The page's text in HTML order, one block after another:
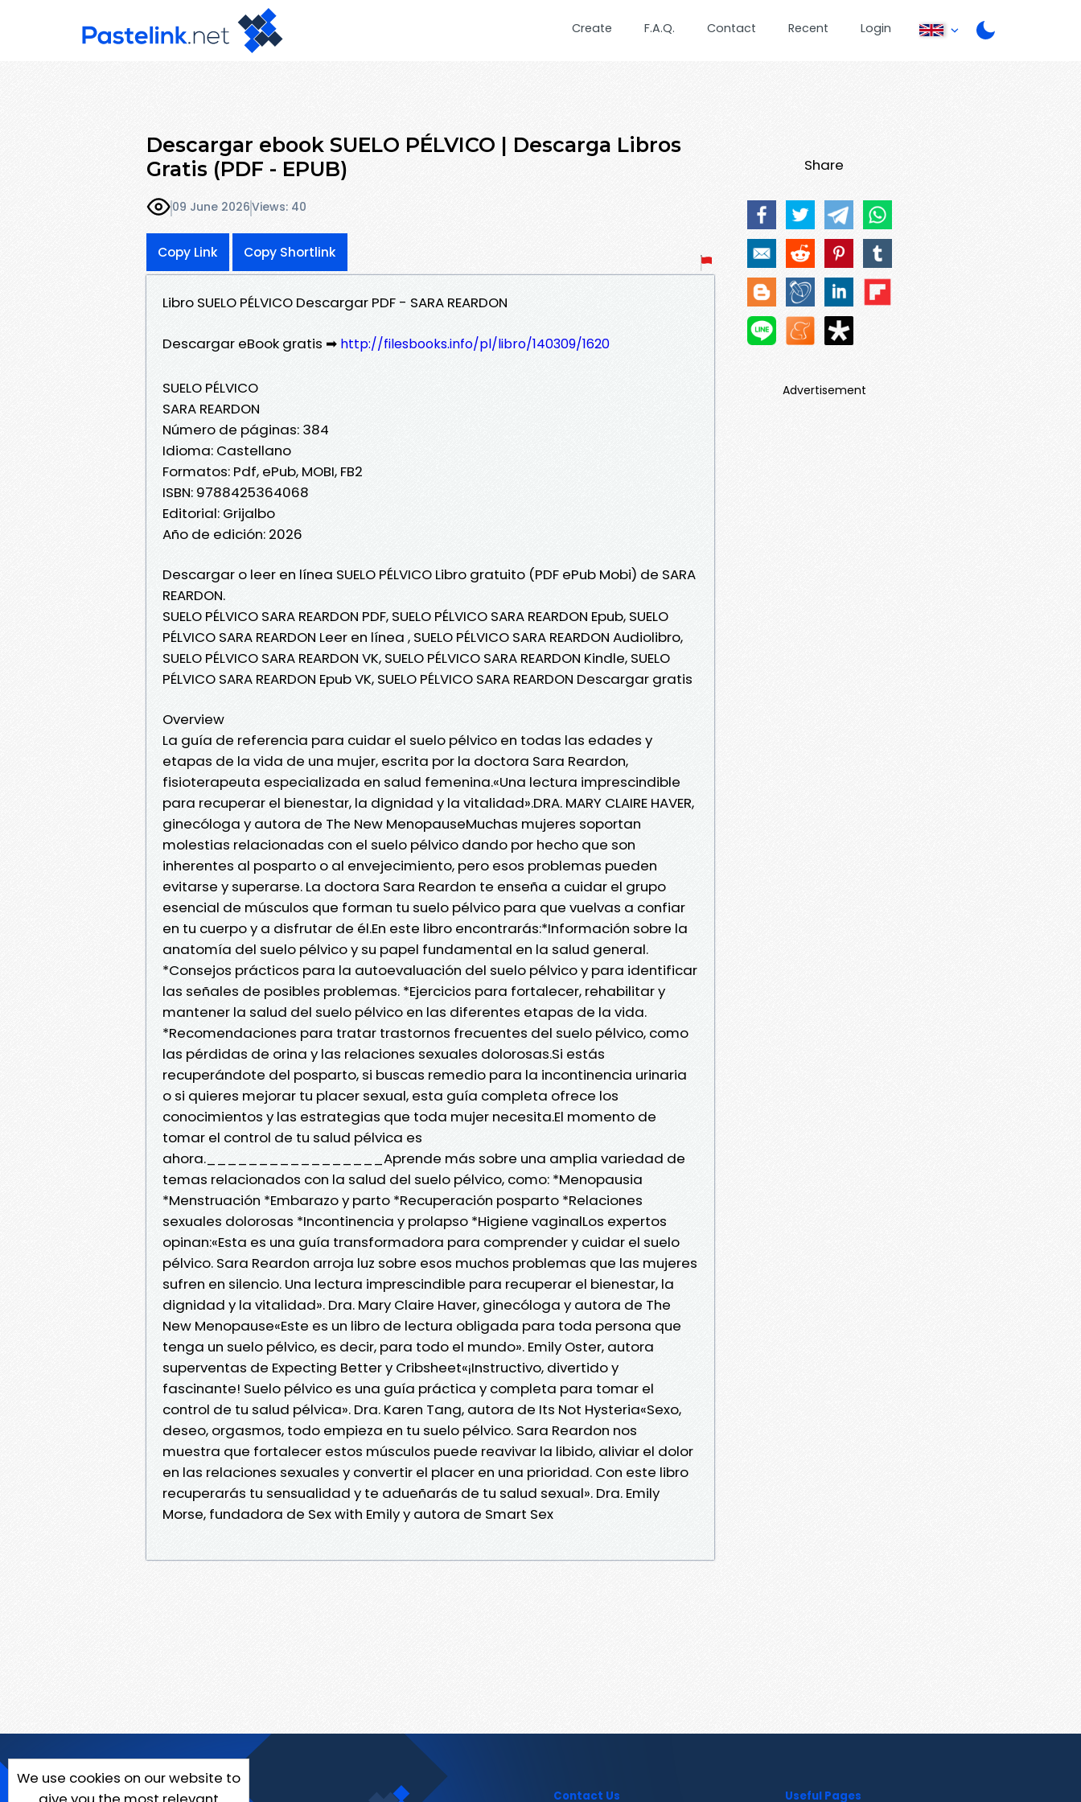
Create F.A.Q. Contact Recent Login
Descargar ebook SUELO PÉLVICO | Descarga Libros
Gratis (PDF - EPUB)
09 June 2026Views: 40
Copy Link Copy Shortlink
Libro SUELO PÉLVICO Descargar PDF - SARA REARDON
Descargar eBook gratis ➡ http://filesbooks.info/pl/libro/140309/1620
SUELO PÉLVICO
SARA REARDON
Número de páginas: 384
Idioma: Castellano
Formatos: Pdf, ePub, MOBI, FB2
ISBN: 9788425364068
Editorial: Grijalbo
Año de edición: 2026
Descargar o leer en línea SUELO PÉLVICO Libro gratuito (PDF ePub Mobi) de SARA
REARDON.
SUELO PÉLVICO SARA REARDON PDF, SUELO PÉLVICO SARA REARDON Epub, SUELO
PÉLVICO SARA REARDON Leer en línea , SUELO PÉLVICO SARA REARDON Audiolibro,
SUELO PÉLVICO SARA REARDON VK, SUELO PÉLVICO SARA REARDON Kindle, SUELO
PÉLVICO SARA REARDON Epub VK, SUELO PÉLVICO SARA REARDON Descargar gratis
Overview
La guía de referencia para cuidar el suelo pélvico en todas las edades y
etapas de la vida de una mujer, escrita por la doctora Sara Reardon,
fisioterapeuta especializada en salud femenina.«Una lectura imprescindible
para recuperar el bienestar, la dignidad y la vitalidad».DRA. MARY CLAIRE HAVER,
ginecóloga y autora de The New MenopauseMuchas mujeres soportan
molestias relacionadas con el suelo pélvico dando por hecho que son
inherentes al posparto o al envejecimiento, pero esos problemas pueden
evitarse y superarse. La doctora Sara Reardon te enseña a cuidar el grupo
esencial de músculos que forman tu suelo pélvico para que vuelvas a confiar
en tu cuerpo y a disfrutar de él.En este libro encontrarás:*Información sobre la
anatomía del suelo pélvico y su papel fundamental en la salud general.
*Consejos prácticos para la autoevaluación del suelo pélvico y para identificar
las señales de posibles problemas. *Ejercicios para fortalecer, rehabilitar y
mantener la salud del suelo pélvico en las diferentes etapas de la vida.
*Recomendaciones para tratar trastornos frecuentes del suelo pélvico, como
las pérdidas de orina y las relaciones sexuales dolorosas.Si estás
recuperándote del posparto, si buscas remedio para la incontinencia urinaria
o si quieres mejorar tu placer sexual, esta guía completa ofrece los
conocimientos y las estrategias que toda mujer necesita.El momento de
tomar el control de tu salud pélvica es
ahora._________________Aprende más sobre una amplia variedad de
temas relacionados con la salud del suelo pélvico, como: *Menopausia
*Menstruación *Embarazo y parto *Recuperación posparto *Relaciones
sexuales dolorosas *Incontinencia y prolapso *Higiene vaginalLos expertos
opinan:«Esta es una guía transformadora para comprender y cuidar el suelo
pélvico. Sara Reardon arroja luz sobre esos muchos problemas que las mujeres
sufren en silencio. Una lectura imprescindible para recuperar el bienestar, la
dignidad y la vitalidad». Dra. Mary Claire Haver, ginecóloga y autora de The
New Menopause«Este es un libro de lectura obligada para toda persona que
tenga un suelo pélvico, es decir, para todo el mundo». Emily Oster, autora
superventas de Expecting Better y Cribsheet«¡Instructivo, divertido y
fascinante! Suelo pélvico es una guía práctica y completa para tomar el
control de tu salud pélvica». Dra. Karen Tang, autora de Its Not Hysteria«Sexo,
deseo, orgasmos, todo empieza en tu suelo pélvico. Sara Reardon nos
muestra que fortalecer estos músculos puede reavivar la libido, aliviar el dolor
en las relaciones sexuales y convertir el placer en una prioridad. Con este libro
recuperarás tu sensualidad y te adueñarás de tu salud sexual». Dra. Emily
Morse, fundadora de Sex with Emily y autora de Smart Sex
Share
Advertisement
We use cookies on our website to
Contact Us Useful Pages